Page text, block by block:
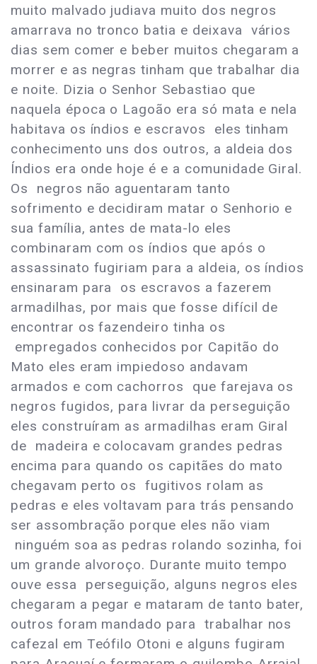
muito malvado judiava muito dos negros
amarrava no tronco batia e deixava vários
dias sem comer e beber muitos chegaram a
morrer e as negras tinham que trabalhar dia
e noite. Dizia o Senhor Sebastiao que
naquela época o Lagoão era só mata e nela
habitava os índios e escravos eles tinham
conhecimento uns dos outros, a aldeia dos
Índios era onde hoje é e a comunidade Giral.
Os negros não aguentaram tanto
sofrimento e decidiram matar o Senhorio e
sua família, antes de mata-lo eles
combinaram com os índios que após o
assassinato fugiriam para a aldeia, os índios
ensinaram para os escravos a fazerem
armadilhas, por mais que fosse difícil de
encontrar os fazendeiro tinha os
empregados conhecidos por Capitão do
Mato eles eram impiedoso andavam
armados e com cachorros que farejava os
negros fugidos, para livrar da perseguição
eles construíram as armadilhas eram Giral
de madeira e colocavam grandes pedras
encima para quando os capitães do mato
chegavam perto os fugitivos rolam as
pedras e eles voltavam para trás pensando
ser assombração porque eles não viam
ninguém soa as pedras rolando sozinha, foi
um grande alvoroço. Durante muito tempo
ouve essa perseguição, alguns negros eles
chegaram a pegar e mataram de tanto bater,
outros foram mandado para trabalhar nos
cafezal em Teófilo Otoni e alguns fugiram